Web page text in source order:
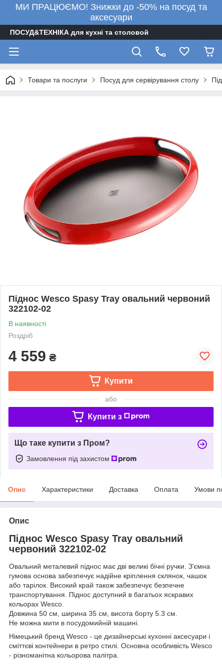
МИ ПРАЦЮЄМО! Знижки до -50% на посуд та
аксесуари
ПОСУД&ТЕХНІКА для кухні та столовой
Товари та послуги Посуд для сервірування столу
Піднос Wesco Spasy Tray овальний червоний
322102-02
В наявності
Роздріб
4 559 ₴
Купити
або
Купити з
Що таке купити з Пром?
Замовлення під захистом
Опис Характеристики Доставка Оплата Умови
Опис
Піднос Wesco Spasy Tray овальний
червоний 322102-02
Овальний металевий піднос має дві великі бічні ручки. З'ємна
гумова основа забезпечує надійне кріплення склянок, чашок
або тарілок. Високий край також забезпечує безпечне
транспортування. Піднос доступний в багатьох яскравих
кольорах Wesco.
Довжина 50 см, ширина 35 см, висота борту 5.3 см.
Не можна мити в посудомийній машині.
Німецький бренд Wesco - це дизайнерські кухонні аксесуари і
сміттєві контейнери в ретро стилі. Основна особливість Wesco
- різноманітна кольорова палітра.